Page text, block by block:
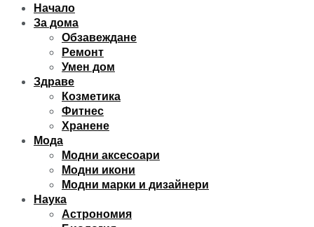
Начало
За дома
Обзавеждане
Ремонт
Умен дом
Здраве
Козметика
Фитнес
Хранене
Мода
Модни аксесоари
Модни икони
Модни марки и дизайнери
Наука
Астрономия